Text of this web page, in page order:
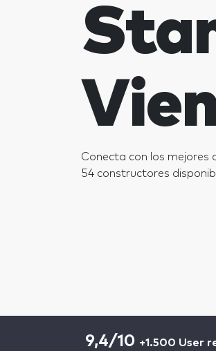
Conecta con los mejores
54 constructores
9,4/10 +1.500 User